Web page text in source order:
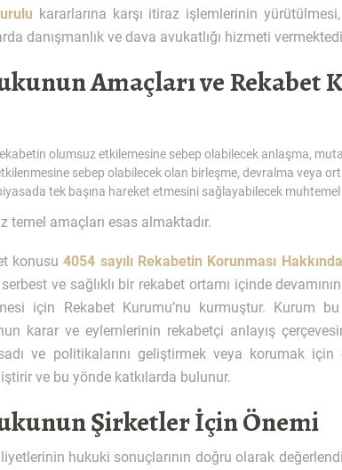
kararlarına karşı itiraz işlemlerinin
danışmanlık ve dava avukatlığı hizmeti
Amaçları ve Rekabet
olumsuz etkilemesine sebep olabilecek anlaşma,
sebep olabilecek olan birleşme, devralma veya
tek başına hareket etmesini sağlayabilecek
temel amaçları esas almaktadır.
konusu4054 sayılı Rekabetin Korunması
ve sağlıklı bir rekabet ortamı içinde
için Rekabet Kurumu’nu kurmuştur. Kurum
karar ve eylemlerinin rekabetçi anlayış
ve politikalarını geliştirmek veya korumak için
ve bu yönde katkılarda bulunur.
Şirketler İçin Önemi
hukuki sonuçlarının doğru olarak